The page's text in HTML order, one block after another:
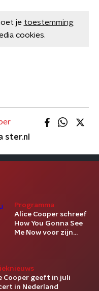
je toestemming
cookies.
ster.nl
Programma
Alice Cooper schreef
How You Gonna See
Me Now voor zijn
Cooper geeft in juli
in Nederland